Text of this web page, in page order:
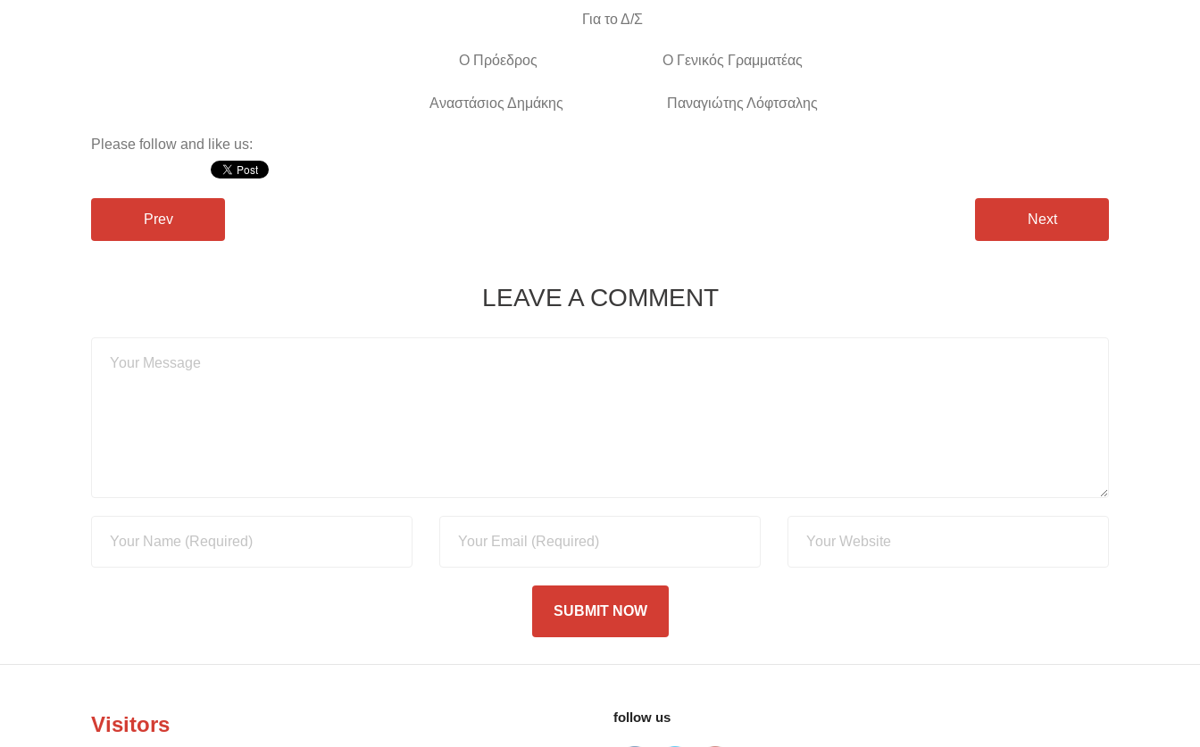
Για το Δ/Σ
Ο Πρόεδρος Ο Γενικός Γραμματέας
Αναστάσιος Δημάκης Παναγιώτης Λόφτσαλης
Please follow and like us:
Prev Next
LEAVE A COMMENT
Visitors follow us